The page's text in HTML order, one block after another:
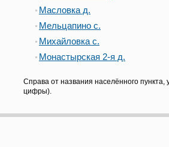
Масловка д.
Мельцапино с.
Михайловка с.
Монастырская 2-я д.
Справа от названия населённого
цифры).